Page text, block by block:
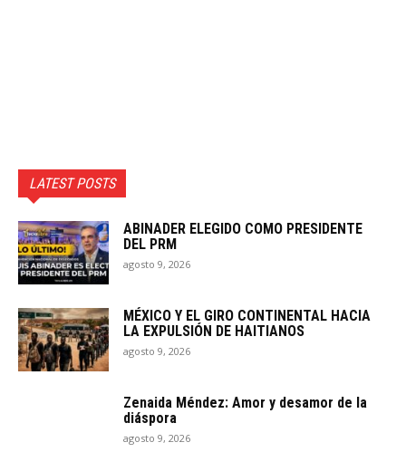
LATEST POSTS
ABINADER ELEGIDO COMO PRESIDENTE
DEL PRM
agosto 9, 2026
MÉXICO Y EL GIRO CONTINENTAL HACIA
LA EXPULSIÓN DE HAITIANOS
agosto 9, 2026
Zenaida Méndez: Amor y desamor de la
diáspora
agosto 9, 2026